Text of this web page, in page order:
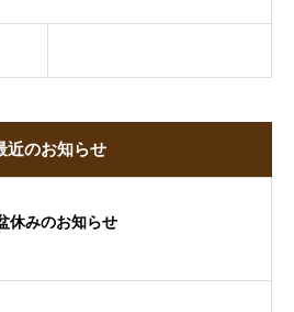
近のお知らせ
休みのお知らせ